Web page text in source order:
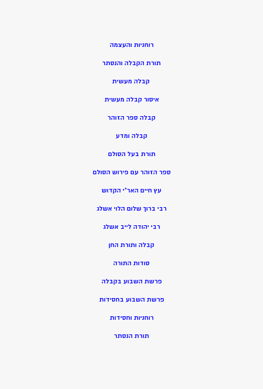
רוחניות והעצמה
תורת הקבלה והנסתר
קבלה מעשית
איסור קבלה מעשית
קבלה ספר הזוהר
קבלה ומדע
תורת בעל הסולם
ספר הזוהר עם פירוש הסולם
עץ חיים האר”י הקדוש
רבי ברוך שלום הלוי אשלג
רבי יהודה לייב אשלג
קבלה ותורת החן
סודות התורה
פרשת השבוע בקבלה
פרשת השבוע בחסידות
רוחניות וחסידות
תורת הנסתר